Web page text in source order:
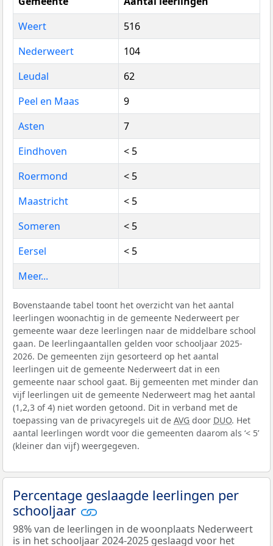
Weert
516
Nederweert
104
Leudal
62
Peel en Maas
9
Asten
7
Eindhoven
< 5
Roermond
< 5
Maastricht
< 5
Someren
< 5
Eersel
< 5
Meer...
Bovenstaande tabel toont het overzicht van het aantal
leerlingen woonachtig in de gemeente Nederweert per
gemeente waar deze leerlingen naar de middelbare school
gaan. De leerlingaantallen gelden voor schooljaar 2025-
2026. De gemeenten zijn gesorteerd op het aantal
leerlingen uit de gemeente Nederweert dat in een
gemeente naar school gaat. Bij gemeenten met minder dan
vijf leerlingen uit de gemeente Nederweert mag het aantal
(1,2,3 of 4) niet worden getoond. Dit in verband met de
toepassing van de privacyregels uit de AVG door DUO. Het
aantal leerlingen wordt voor die gemeenten daarom als ‘< 5’
(kleiner dan vijf) weergegeven.
Percentage geslaagde leerlingen per
schooljaar
98% van de leerlingen in de woonplaats Nederweert
is in het schooljaar 2024-2025 geslaagd voor het